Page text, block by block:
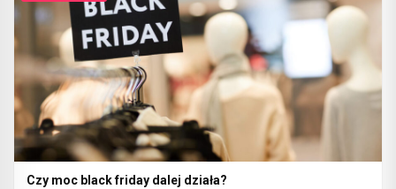
Czy moc black friday dalej działa?